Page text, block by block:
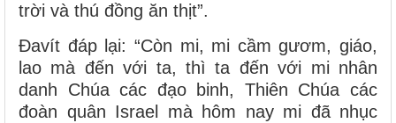
trời và thú đồng ăn thịt”.
Ðavít đáp lại: “Còn mi, mi cầm gươm, giáo,
lao mà đến với ta, thì ta đến với mi nhân
danh Chúa các đạo binh, Thiên Chúa các
đoàn quân Israel mà hôm nay mi đã nhục